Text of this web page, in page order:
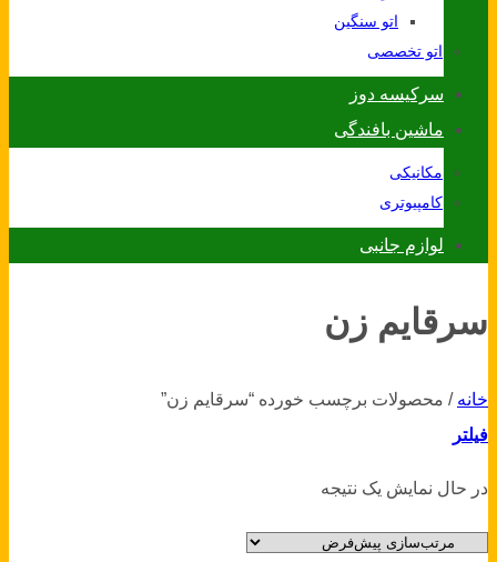
اتو سنگین
اتو تخصصی
سرکیسه دوز
ماشین بافندگی
مکانیکی
کامپیوتری
لوازم جانبی
سرقايم زن
خانه / محصولات برچسب خورده “سرقايم زن”
فیلتر
در حال نمایش یک نتیجه